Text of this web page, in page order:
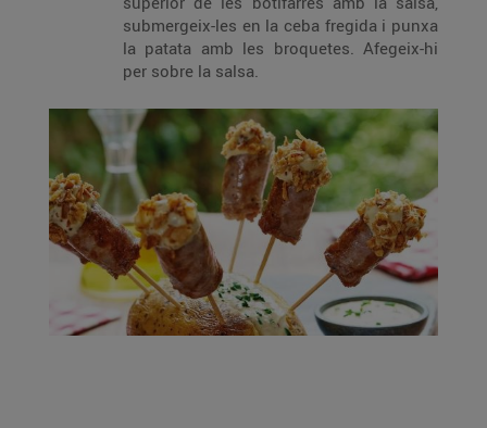
submergeix-les en la ceba fregida i punxa
la patata amb les broquetes. Afegeix-hi
per sobre la salsa.